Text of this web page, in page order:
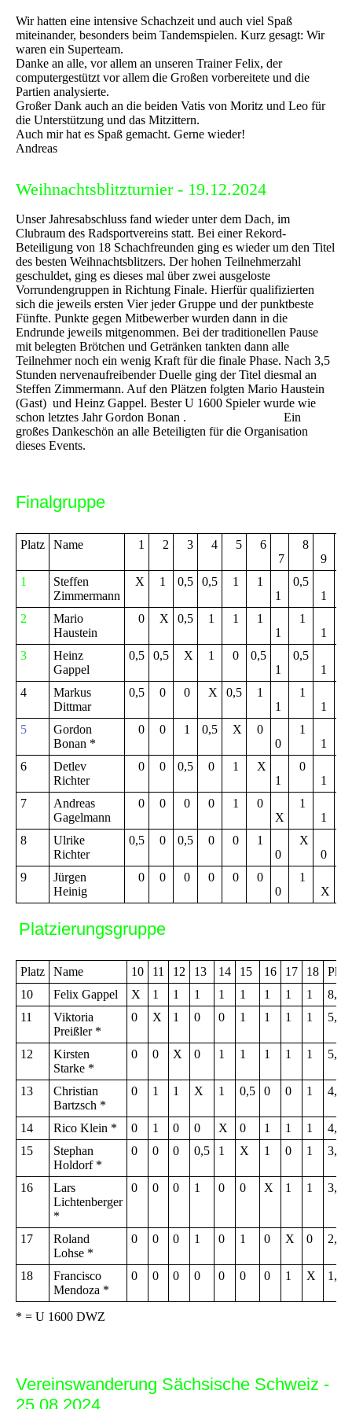
Wir hatten eine intensive Schachzeit und auch viel Spaß
miteinander, besonders beim Tandemspielen. Kurz gesagt: Wir
waren ein Superteam.
Danke an alle, vor allem an unseren Trainer Felix, der
computergestützt vor allem die Großen vorbereitete und die
Partien analysierte.
Großer Dank auch an die beiden Vatis von Moritz und Leo für
die Unterstützung und das Mitzittern.
Auch mir hat es Spaß gemacht. Gerne wieder!
Andreas
Weihnachtsblitzturnier - 19.12.2024
Unser Jahresabschluss fand wieder unter dem Dach, im
Clubraum des Radsportvereins statt. Bei einer Rekord-
Beteiligung von 18 Schachfreunden ging es wieder um den Titel
des besten Weihnachtsblitzers. Der hohen Teilnehmerzahl
geschuldet, ging es dieses mal über zwei ausgeloste
Vorrundengruppen in Richtung Finale. Hierfür qualifizierten
sich die jeweils ersten Vier jeder Gruppe und der punktbeste
Fünfte. Punkte gegen Mitbewerber wurden dann in die
Endrunde jeweils mitgenommen. Bei der traditionellen Pause
mit belegten Brötchen und Getränken tankten dann alle
Teilnehmer noch ein wenig Kraft für die finale Phase. Nach 3,5
Stunden nervenaufreibender Duelle ging der Titel diesmal an
Steffen Zimmermann. Auf den Plätzen folgten Mario Haustein
(Gast) und Heinz Gappel. Bester U 1600 Spieler wurde wie
schon letztes Jahr Gordon Bonan . Ein
großes Dankeschön an alle Beteiligten für die Organisation
dieses Events.
Finalgruppe
Platz Name 1 2 3 4 5
6
7
8
9
1
Steffen
Zimmermann
X 1 0,5 0,5 1
1
1
0,5
1
2
Mario
Haustein
0 X 0,5 1 1
1
1
1
1
3
Heinz
Gappel
0,5 0,5 X 1 0
0,5
1
0,5
1
4
Markus
Dittmar
0,5 0 0 X 0,5
1
1
1
1
5
Gordon
Bonan *
0 0 1 0,5 X
0
0
1
1
6
Detlev
Richter
0 0 0,5 0 1
X
1
0
1
7
Andreas
Gagelmann
0 0 0 0 1
0
X
1
1
8
Ulrike
Richter
0,5 0 0,5 0 0
1
0
X
0
9
Jürgen
Heinig
0 0 0 0 0
0
0
1
X
Platzierungsgruppe
Platz Name 10 11 12 13 14 15 16 17 18
Pkt.
10
Felix Gappel X 1 1 1 1 1 1 1 1
8,0
11
Viktoria
Preißler *
0 X 1 0 0 1 1 1 1 5,0
12
Kirsten
Starke *
0 0 X 0 1 1 1 1 1 5,0
13
Christian
Bartzsch *
0 1 1 X 1 0,5 0 0 1 4,5
14 Rico Klein * 0 1 0 0 X 0 1 1 1
4,0
15
Stephan
Holdorf *
0 0 0 0,5 1 X 1 0 1 3,5
16
Lars
Lichtenberger
*
0 0 0 1 0 0 X 1 1 3,0
17
Roland
Lohse *
0 0 0 1 0 1 0 X 0 2,0
18
Francisco
Mendoza *
0 0 0 0 0 0 0 1 X 1,0
* = U 1600 DWZ
Vereinswanderung Sächsische Schweiz -
25.08.2024